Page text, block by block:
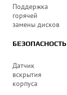
Поддержка
горячей
замены дисков
БЕЗОПАСНОСТЬ
Датчик
вскрытия
корпуса